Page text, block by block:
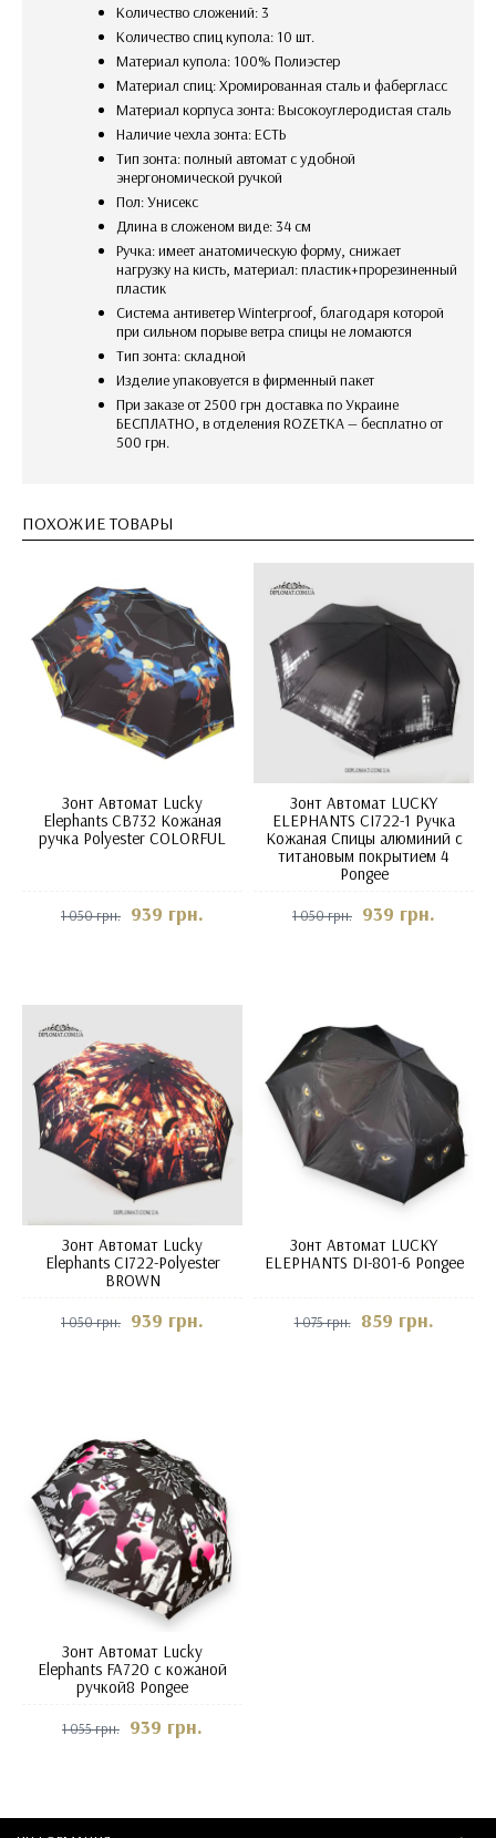
Количество сложений: 3
Количество спиц купола: 10 шт.
Материал купола: 100% Полиэстер
Материал спиц: Хромированная сталь и фабергласс
Материал корпуса зонта: Высокоуглеродистая сталь
Наличие чехла зонта: ЕСТЬ
Тип зонта: полный автомат с удобной
энергономической ручкой
Пол: Унисекс
Длина в сложеном виде: 34 см
Ручка: имеет анатомическую форму, снижает
нагрузку на кисть, материал: пластик+прорезиненный
пластик
Система антиветер Winterproof, благодаря которой
при сильном порыве ветра спицы не ломаются
Тип зонта: складной
изделие упаковуется в фирменный пакет
При заказе от 2500 грн доставка по Украине
БЕСПЛАТНО, в отделения ROZETKA — бесплатно от
500 грн.
ПОХОЖИЕ ТОВАРЫ
Зонт Автомат Lucky
Elephants CB732 Кожаная
ручка Polyester COLORFUL
1 050 грн. 939 грн.
Зонт Автомат LUCKY
ELEPHANTS CI722-1 Ручка
Кожаная Спицы алюминий с
титановым покрытием 4
Pongee
1 050 грн. 939 грн.
Зонт Автомат Lucky
Elephants CI722-Polyester
BROWN
1 050 грн. 939 грн.
Зонт Автомат LUCKY
ELEPHANTS DI-801-6 Pongee
1 075 грн. 859 грн.
Зонт Автомат Lucky
Elephants FA720 с кожаной
ручкой8 Pongee
1 055 грн. 939 грн.